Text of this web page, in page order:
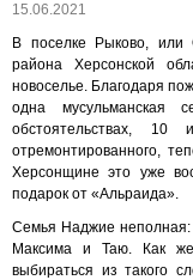
15.06.2021
В поселке Рыково, или
района Херсонской
новоселье. Благодаря
одна мусульманская
обстоятельствах,
отремонтированного,
Херсонщине это уже
подарок от «Альраида».
Семья Наджие
Максима и Таю. Как же
выбираться из такого